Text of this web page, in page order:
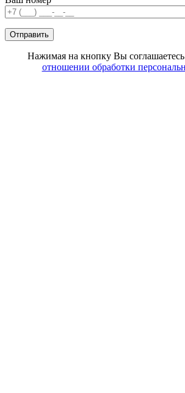
Нажимая на кнопку Вы
отношении обработки